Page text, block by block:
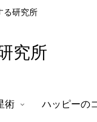
る研究所
究所
術 ハッピーの